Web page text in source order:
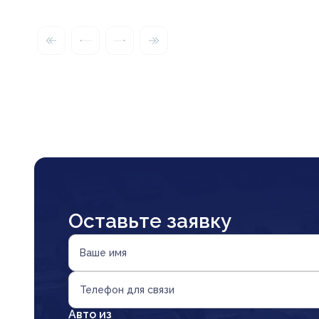
Оставьте заявку
Ваше имя
Телефон для связи
Авто из